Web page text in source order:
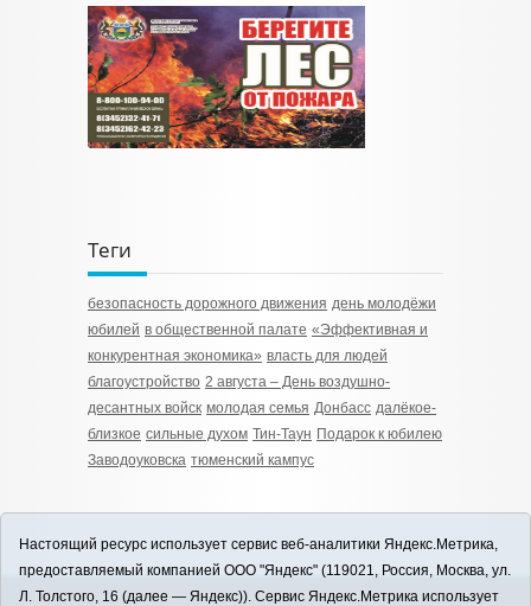
Теги
безопасность дорожного движения день молодёжи
юбилей в общественной палате «Эффективная и
конкурентная экономика» власть для людей
благоустройство 2 августа – День воздушно-
десантных войск молодая семья Донбасс далёкое-
близкое сильные духом Тин-Таун Подарок к юбилею
Заводоуковска тюменский кампус
Настоящий ресурс использует сервис веб-аналитики Яндекс.Метрика,
предоставляемый компанией ООО "Яндекс" (119021, Россия, Москва, ул.
Л. Толстого, 16 (далее — Яндекс)). Сервис Яндекс.Метрика использует